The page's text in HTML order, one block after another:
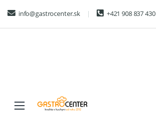
navigation
content
info@gastrocenter.sk +421 908 837 430